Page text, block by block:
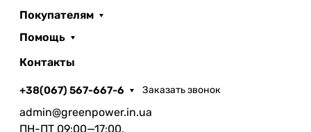
Покупателям
Помощь
Контакты
+38(067) 567-667-6 Заказать звонок
admin@greenpower.in.ua
ПН-ПТ 09:00—17:00,